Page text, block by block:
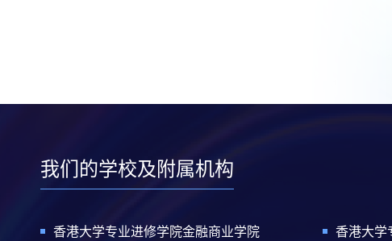
我们的学校及附属机构
香港大学专业进修学院金融商业学院
香港大学